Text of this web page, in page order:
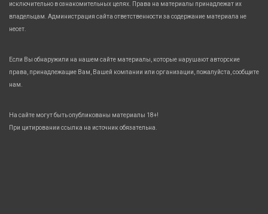
исключительно в ознакомительных целях. Права на материалы принадлежат их
владельцам. Администрация сайта ответственности за содержание материала не
несет.
Если Вы обнаружили на нашем сайте материалы, которые нарушают авторские
права, принадлежащие Вам, Вашей компании или организации, пожалуйста, сообщите
нам.
На сайте могут быть опубликованы материалы 18+!
При цитировании ссылка на источник обязательна.